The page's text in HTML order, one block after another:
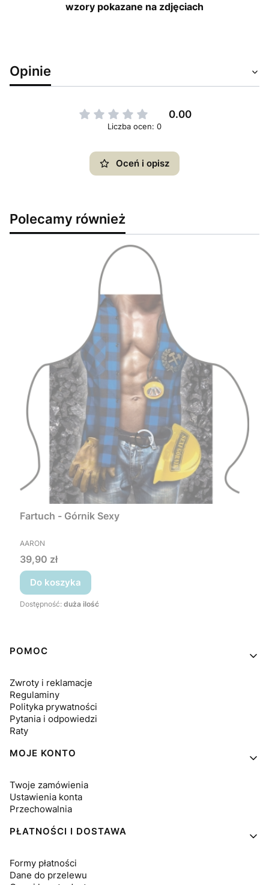
wzory pokazane na zdjęciach
Opinie
0.00
Liczba ocen: 0
Oceń i opisz
Polecamy również
Fartuch - Górnik Sexy
PRODUCENT
AARON
Cena
39,90 zł
Do koszyka
Dostępność: duża ilość
Linki w stopce
POMOC
Zwroty i reklamacje
Regulaminy
Polityka prywatności
Pytania i odpowiedzi
Raty
MOJE KONTO
Twoje zamówienia
Ustawienia konta
Przechowalnia
PŁATNOŚCI I DOSTAWA
Formy płatności
Dane do przelewu